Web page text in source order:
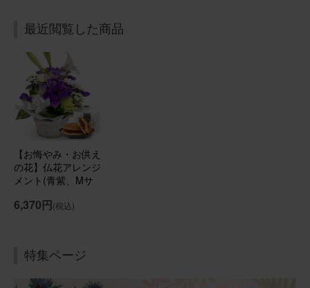
用途：
自宅用
お父さん、お母さん見てる？
ちょっと色が無くて、私の父は文句言いそうですが、私
は、満足！ 父は、「百合」が嫌いだったようで、「百合」
は外して（ごめんなさい）、台所に飾らせて頂きました。
とてもバランスが良く、キレイです。
【お悔やみ・お供えの花】アレンジメント(白) Sサイズ
にゃににゃに 60代
最近閲覧した商品
【お悔やみ・お供え
の花】仏花アレンジ
メント(青紫、Mサ
きのセット
6,370円(税込)
特集ページ